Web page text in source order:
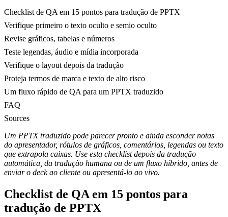
Checklist de QA em 15 pontos para tradução de PPTX
Verifique primeiro o texto oculto e semio oculto
Revise gráficos, tabelas e números
Teste legendas, áudio e mídia incorporada
Verifique o layout depois da tradução
Proteja termos de marca e texto de alto risco
Um fluxo rápido de QA para um PPTX traduzido
FAQ
Sources
Um PPTX traduzido pode parecer pronto e ainda esconder notas
do apresentador, rótulos de gráficos, comentários, legendas ou texto
que extrapola caixas. Use esta checklist depois da tradução
automática, da tradução humana ou de um fluxo híbrido, antes de
enviar o deck ao cliente ou apresentá-lo ao vivo.
Checklist de QA em 15 pontos para
tradução de PPTX